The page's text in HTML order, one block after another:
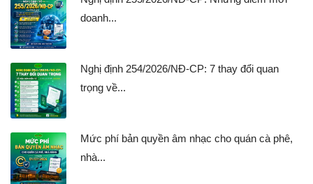
doanh...
Nghị định 254/2026/NĐ-CP: 7 thay đổi quan
trọng về...
Mức phí bản quyền âm nhạc cho quán cà phê,
nhà...